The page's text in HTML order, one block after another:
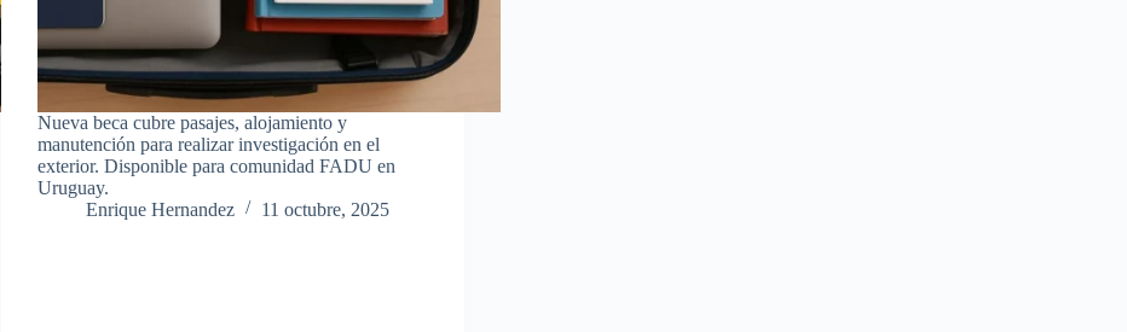
Nueva beca cubre pasajes, alojamiento y
manutención para realizar investigación en el
exterior. Disponible para comunidad FADU en
Uruguay.
Enrique Hernandez
11 octubre, 2025